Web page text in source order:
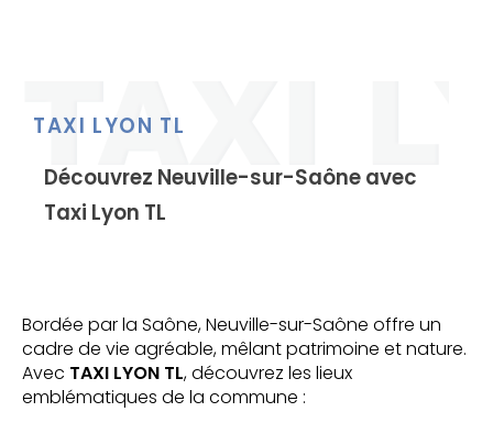
TAXI LYON TL
Découvrez Neuville-sur-Saône avec
Taxi Lyon TL
Bordée par la Saône, Neuville-sur-Saône offre un
cadre de vie agréable, mêlant patrimoine et nature.
Avec TAXI LYON TL, découvrez les lieux
emblématiques de la commune :